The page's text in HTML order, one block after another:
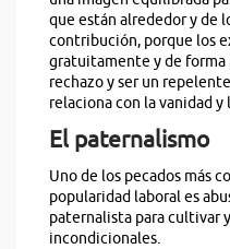
que están alrededor y de
contribución, porque los
gratuitamente y de
rechazo y ser un
relaciona con la vanidad
El paternalismo
Uno de los pecados más
popularidad laboral es
paternalista para cultivar
incondicionales.